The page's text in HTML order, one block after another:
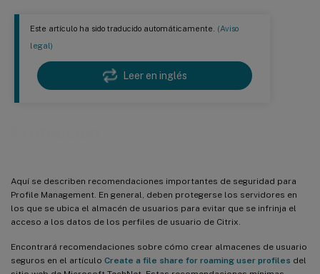
Este artículo ha sido traducido automáticamente. (Aviso
legal)
Leer en inglés
Aquí se describen recomendaciones importantes de seguridad para
Profile Management. En general, deben protegerse los servidores en
los que se ubica el almacén de usuarios para evitar que se infrinja el
acceso a los datos de los perfiles de usuario de Citrix.
Encontrará recomendaciones sobre cómo crear almacenes de usuario
seguros en el artículo Create a file share for roaming user profiles del